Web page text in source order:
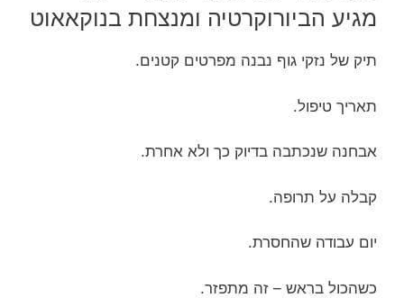
מגיע הביורוקרטיה ומנצחת בנוקאאוט
תיק של נזקי גוף נבנה מפרטים קטנים.
תאריך טיפול.
אבחנה שנכתבה בדיוק כך ולא אחרת.
קבלה על תרופה.
יום עבודה שהחסרת.
כשהכול בראש – זה מתפזר.